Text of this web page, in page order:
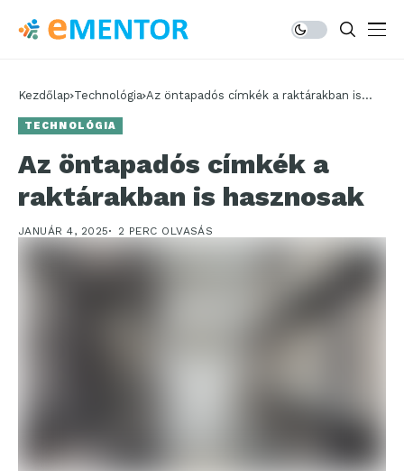
Kezdőlap Technológia Az öntapadós címkék a raktárakban is
TECHNOLÓGIA
Az öntapadós címkék a
raktárakban is hasznosak
JANUÁR 4, 2025 2 PERC OLVASÁS